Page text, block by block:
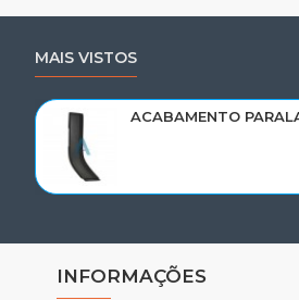
MAIS VISTOS
INFORMAÇÕES